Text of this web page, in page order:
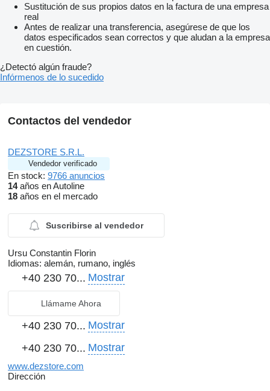
Sustitución de sus propios datos en la factura de una empresa
real
Antes de realizar una transferencia, asegúrese de que los
datos especificados sean correctos y que aludan a la empresa
en cuestión.
¿Detectó algún fraude?
Infórmenos de lo sucedido
Contactos del vendedor
DEZSTORE S.R.L.
Vendedor verificado
En stock: 9766 anuncios
14años en Autoline
18 años en el mercado
Suscribirse al vendedor
Ursu Constantin Florin
Idiomas: alemán, rumano, inglés
+40 230 70... Mostrar
Llámame Ahora
+40 230 70... Mostrar
+40 230 70... Mostrar
www.dezstore.com
Dirección